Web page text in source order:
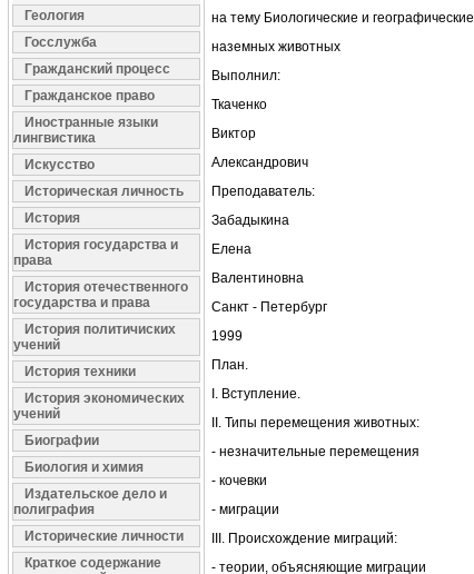
Геология
Госслужба
Гражданский процесс
Гражданское право
Иностранные языки
лингвистика
Искусство
Историческая личность
История
История государства и
права
История отечественного
государства и права
История политичиских
учений
История техники
История экономических
учений
Биографии
Биология и химия
Издательское дело и
полиграфия
Исторические личности
Краткое содержание
на тему Биологические и
наземных животных
Выполнил:
Ткаченко
Виктор
Александрович
Преподаватель:
Забадыкина
Елена
Валентиновна
Санкт - Петербург
1999
План.
I. Вступление.
II. Типы перемещения животных:
- незначительные перемещения
- кочевки
- миграции
III. Происхождение миграций:
- теории, объясняющие миграции